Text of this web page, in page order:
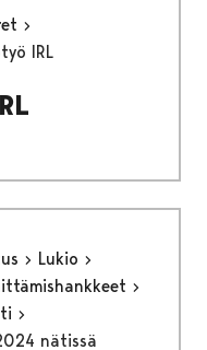
IRL
Lukio
nätissä